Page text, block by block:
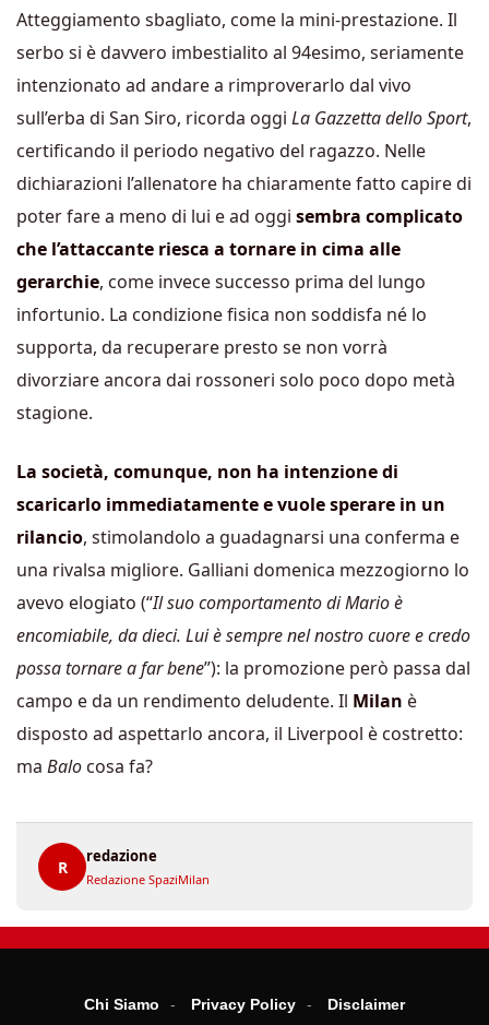
Atteggiamento sbagliato, come la mini-prestazione. Il
serbo si è davvero imbestialito al 94esimo, seriamente
intenzionato ad andare a rimproverarlo dal vivo
sull’erba di San Siro, ricorda oggi La Gazzetta dello Sport,
certificando il periodo negativo del ragazzo. Nelle
dichiarazioni l’allenatore ha chiaramente fatto capire di
poter fare a meno di lui e ad oggi sembra complicato
che l’attaccante riesca a tornare in cima alle
gerarchie, come invece successo prima del lungo
infortunio. La condizione fisica non soddisfa né lo
supporta, da recuperare presto se non vorrà
divorziare ancora dai rossoneri solo poco dopo metà
stagione.
La società, comunque, non ha intenzione di
scaricarlo immediatamente e vuole sperare in un
rilancio, stimolandolo a guadagnarsi una conferma e
una rivalsa migliore. Galliani domenica mezzogiorno lo
avevo elogiato (“Il suo comportamento di Mario è
encomiabile, da dieci. Lui è sempre nel nostro cuore e credo
possa tornare a far bene”): la promozione però passa dal
campo e da un rendimento deludente. Il Milan è
disposto ad aspettarlo ancora, il Liverpool è costretto:
ma Balo cosa fa?
R
redazione
Redazione SpaziMilan
Chi Siamo Privacy Policy Disclaimer